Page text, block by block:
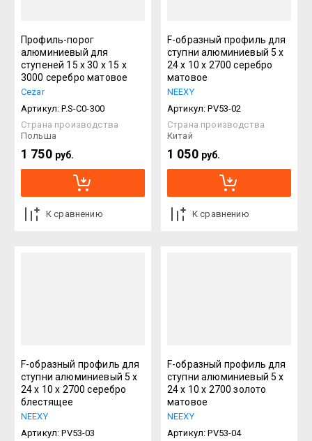
Профиль-порог
алюминиевый для
ступеней 15 х 30 х 15 х
3000 серебро матовое
Cezar
Артикул: P.S-C0-300
Страна производства
Польша
1 750 руб.
К сравнению
F-образный профиль для
ступни алюминиевый 5 х
24 х 10 х 2700 серебро
матовое
NEEXY
Артикул: PV53-02
Страна производства
Китай
1 050 руб.
К сравнению
F-образный профиль для
ступни алюминиевый 5 х
24 х 10 х 2700 серебро
блестящее
NEEXY
Артикул: PV53-03
F-образный профиль для
ступни алюминиевый 5 х
24 х 10 х 2700 золото
матовое
NEEXY
Артикул: PV53-04